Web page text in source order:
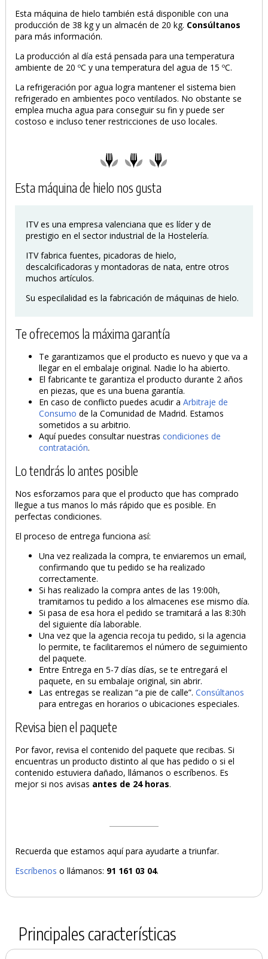
PRODUCTO AÑADIDO AL CARRITO
Esta máquina de hielo también está disponible con una
producción de 38 kg y un almacén de 20 kg. Consúltanos
para más información.
La producción al día está pensada para una temperatura
ambiente de 20 ºC y una temperatura del agua de 15 ºC.
La refrigeración por agua logra mantener el sistema bien
refrigerado en ambientes poco ventilados. No obstante se
emplea mucha agua para conseguir su fin y puede ser
costoso e incluso tener restricciones de uso locales.
Esta máquina de hielo nos gusta
ITV es una empresa valenciana que es líder y de
prestigio en el sector industrial de la Hostelería.
ITV fabrica fuentes, picadoras de hielo,
descalcificadoras y montadoras de nata, entre otros
muchos artículos.
Su especilalidad es la fabricación de máquinas de hielo.
Te ofrecemos la máxima garantía
Te garantizamos que el producto es nuevo y que va a
llegar en el embalaje original. Nadie lo ha abierto.
El fabricante te garantiza el producto durante 2 años
en piezas, que es una buena garantía.
En caso de conflicto puedes acudir aArbitraje de
Consumo de la Comunidad de Madrid. Estamos
sometidos a su arbitrio.
Aquí puedes consultar nuestrascondiciones de
contratación.
Lo tendrás lo antes posible
Nos esforzamos para que el producto que has comprado
llegue a tus manos lo más rápido que es posible. En
perfectas condiciones.
El proceso de entrega funciona así:
Una vez realizada la compra, te enviaremos un email,
confirmando que tu pedido se ha realizado
correctamente.
Si has realizado la compra antes de las 19:00h,
tramitamos tu pedido a los almacenes ese mismo día.
Si pasa de esa hora el pedido se tramitará a las 8:30h
del siguiente día laborable.
Una vez que la agencia recoja tu pedido, si la agencia
lo permite, te facilitaremos el número de seguimiento
del paquete.
Entre Entrega en 5-7 días días, se te entregará el
paquete, en su embalaje original, sin abrir.
Las entregas se realizan “a pie de calle”.Consúltanos
para entregas en horarios o ubicaciones especiales.
Revisa bien el paquete
Por favor, revisa el contenido del paquete que recibas. Si
encuentras un producto distinto al que has pedido o si el
contenido estuviera dañado, llámanos o escríbenos. Es
mejor si nos avisas antes de 24 horas.
Recuerda que estamos aquí para ayudarte a triunfar.
Escríbenos o llámanos: 91 161 03 04.
Principales características